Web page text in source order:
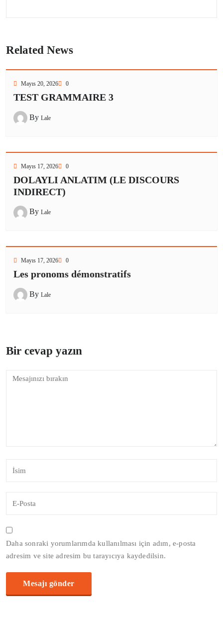
Related News
Mayıs 20, 2026 0
TEST GRAMMAIRE 3
By Lale
Mayıs 17, 2026 0
DOLAYLI ANLATIM (LE DISCOURS
INDIRECT)
By Lale
Mayıs 17, 2026 0
Les pronoms démonstratifs
By Lale
Bir cevap yazın
Daha sonraki yorumlarımda kullanılması için adım, e-posta
adresim ve site adresim bu tarayıcıya kaydedilsin.